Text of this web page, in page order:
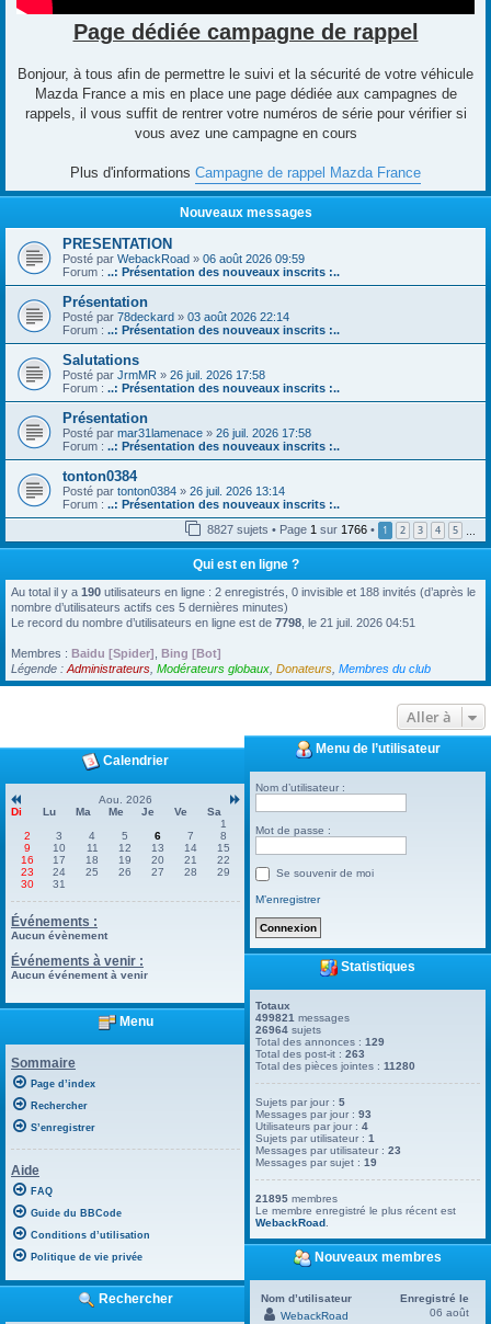
Page dédiée campagne de rappel
Bonjour, à tous afin de permettre le suivi et la sécurité de votre véhicule
Mazda France a mis en place une page dédiée aux campagnes de
rappels, il vous suffit de rentrer votre numéros de série pour vérifier si
vous avez une campagne en cours
Plus d'informations Campagne de rappel Mazda France
Nouveaux messages
PRESENTATION
Posté par WebackRoad » 06 août 2026 09:59
Forum : ..: Présentation des nouveaux inscrits :..
Présentation
Posté par 78deckard » 03 août 2026 22:14
Forum : ..: Présentation des nouveaux inscrits :..
Salutations
Posté par JrmMR » 26 juil. 2026 17:58
Forum : ..: Présentation des nouveaux inscrits :..
Présentation
Posté par mar31lamenace » 26 juil. 2026 17:58
Forum : ..: Présentation des nouveaux inscrits :..
tonton0384
Posté par tonton0384 » 26 juil. 2026 13:14
Forum : ..: Présentation des nouveaux inscrits :..
8827 sujets • Page 1 sur 1766 • 1 2 3 4 5
Qui est en ligne ?
Au total il y a 190 utilisateurs en ligne : 2 enregistrés, 0 invisible et 188 invités (d’après le
nombre d’utilisateurs actifs ces 5 dernières minutes)
Le record du nombre d’utilisateurs en ligne est de 7798 , le 21 juil. 2026 04:51
Membres : Baidu [Spider] Bing [Bot]
Légende : Administrateurs Modérateurs globaux Donateurs Membres du club
Aller à
Calendrier
Aou. 2026
Di
Lu Ma Me Je Ve
Sa
1
2
3 4 5 6 7
8
9
10 11 12 13 14
15
16
17 18 19 20 21
22
23
24 25 26 27 28
29
30
31
Événements :
Aucun évènement
Événements à venir :
Aucun événement à venir
Menu
Sommaire
Page d’index
Rechercher
S’enregistrer
Aide
FAQ
Guide du BBCode
Conditions d’utilisation
Politique de vie privée
Rechercher
Menu de l’utilisateur
Nom d’utilisateur :
Mot de passe :
Se souvenir de moi
M’enregistrer
Statistiques
Totaux
499821 messages
26964 sujets
Total des annonces :129
Total des post-it :263
Total des pièces jointes :11280
Sujets par jour :5
Messages par jour :93
Utilisateurs par jour :4
Sujets par utilisateur :1
Messages par utilisateur :23
Messages par sujet :19
21895 membres
Le membre enregistré le plus récent est
WebackRoad
Nouveaux membres
Nom d’utilisateur
Enregistré le
WebackRoad
06 août